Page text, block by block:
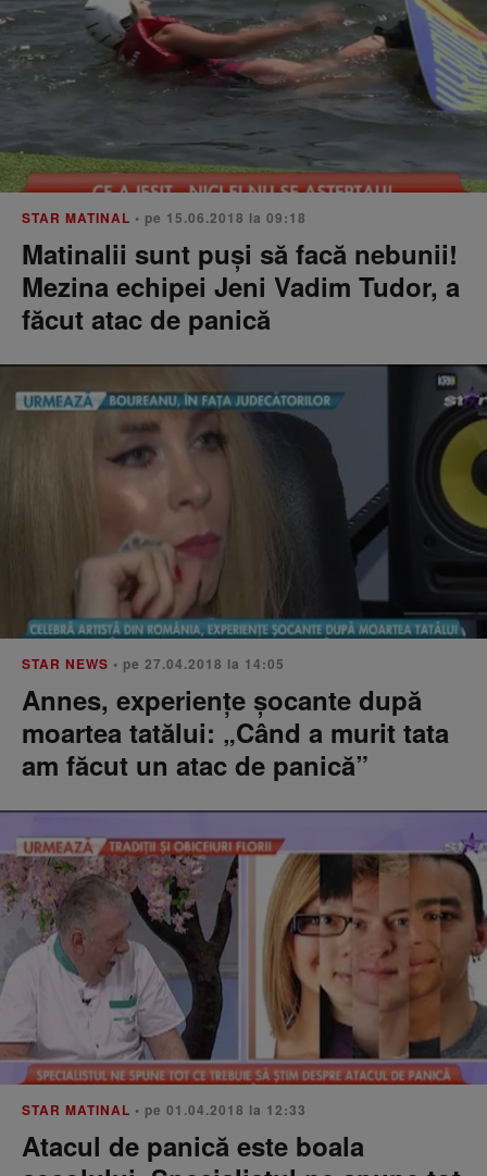
STAR MATINAL • pe 15.06.2018 la 09:18
Matinalii sunt puși să facă nebunii!
Mezina echipei Jeni Vadim Tudor, a
făcut atac de panică
STAR NEWS • pe 27.04.2018 la 14:05
Annes, experiențe șocante după
moartea tatălui: „Când a murit tata
am făcut un atac de panică”
STAR MATINAL • pe 01.04.2018 la 12:33
Atacul de panică este boala